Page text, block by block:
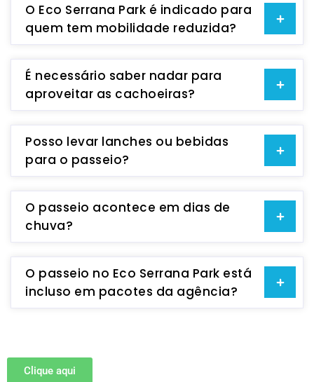
O Eco Serrana Park é indicado para
quem tem mobilidade reduzida?
É necessário saber nadar para
aproveitar as cachoeiras?
Posso levar lanches ou bebidas
para o passeio?
O passeio acontece em dias de
chuva?
O passeio no Eco Serrana Park está
incluso em pacotes da agência?
Clique aqui